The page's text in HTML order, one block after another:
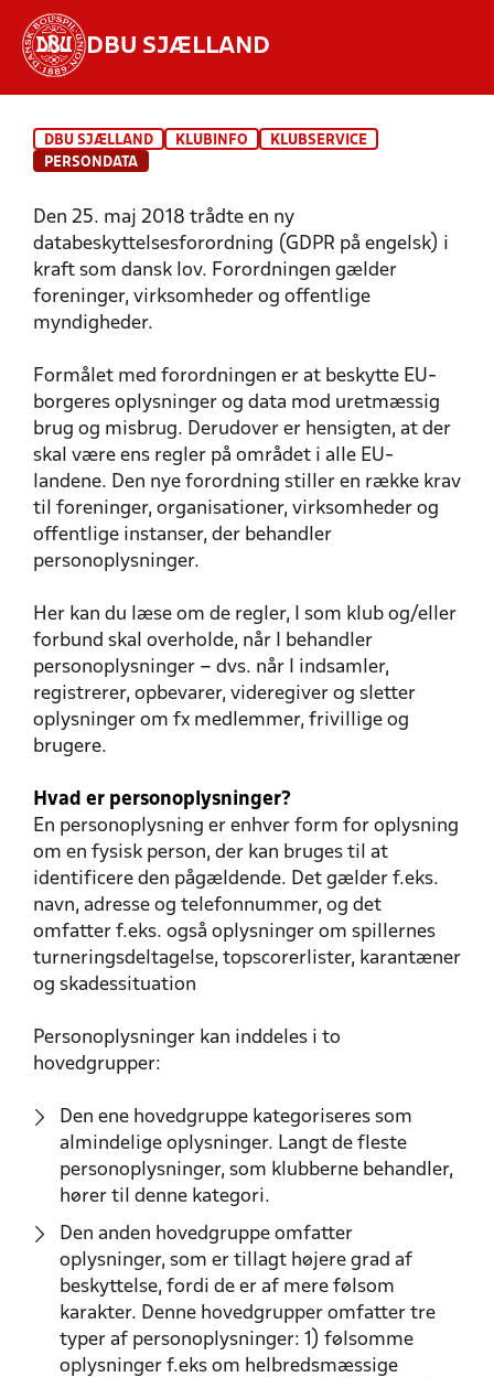
DBU SJÆLLAND
HOLD
DBU SJÆLLAND KLUBINFO
KLUBSERVICE
PERSONDATA
Den 25. maj 2018 trådte en ny
databeskyttelsesforordning (GDPR på engelsk) i
kraft som dansk lov. Forordningen gælder
foreninger, virksomheder og offentlige
myndigheder.
Formålet med forordningen er at beskytte EU-
borgeres oplysninger og data mod uretmæssig
brug og misbrug. Derudover er hensigten, at der
skal være ens regler på området i alle EU-
landene. Den nye forordning stiller en række krav
til foreninger, organisationer, virksomheder og
offentlige instanser, der behandler
personoplysninger.
Her kan du læse om de regler, I som klub og/eller
forbund skal overholde, når I behandler
personoplysninger – dvs. når I indsamler,
registrerer, opbevarer, videregiver og sletter
oplysninger om fx medlemmer, frivillige og
brugere.
Hvad er personoplysninger?
En personoplysning er enhver form for oplysning
om en fysisk person, der kan bruges til at
identificere den pågældende. Det gælder f.eks.
navn, adresse og telefonnummer, og det
omfatter f.eks. også oplysninger om spillernes
turneringsdeltagelse, topscorerlister, karantæner
og skadessituation
Personoplysninger kan inddeles i to
hovedgrupper:
Den ene hovedgruppe kategoriseres som
almindelige oplysninger. Langt de fleste
personoplysninger, som klubberne behandler,
hører til denne kategori.
Den anden hovedgruppe omfatter
oplysninger, som er tillagt højere grad af
beskyttelse, fordi de er af mere følsom
karakter. Denne hovedgrupper omfatter tre
typer af personoplysninger: 1) følsomme
oplysninger f.eks om helbredsmæssige